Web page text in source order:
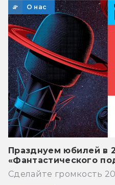
О нас
Празднуем юбилей в
«Фантастического
Сделайте громкость